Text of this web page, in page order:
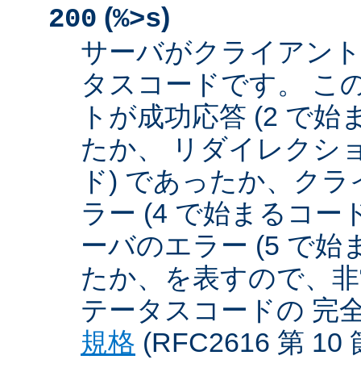
200 (%>s)
サーバがクライアン
タスコードです。 こ
トが成功応答 (2 で始
たか、 リダイレクシ
ド) であったか、ク
ラー (4 で始まるコー
ーバのエラー (5 で始
たか、を表すので、
テータスコードの 完
規格 (RFC2616 第 10